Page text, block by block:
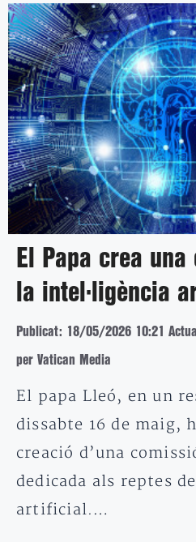
El Papa crea
la intel·ligència
Publicat: 18/05/2026 10:21
per Vatican Media
El papa Lleó, en un
dissabte 16 de maig,
creació d’una
dedicada als reptes
artificial.…